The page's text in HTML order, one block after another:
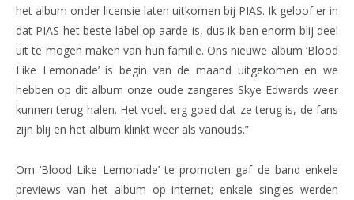
het album onder licensie laten uitkomen bij PIAS. Ik geloof er in
dat PIAS het beste label op aarde is, dus ik ben enorm blij deel
uit te mogen maken van hun familie. Ons nieuwe album ‘Blood
Like Lemonade’ is begin van de maand uitgekomen en we
hebben op dit album onze oude zangeres Skye Edwards weer
kunnen terug halen. Het voelt erg goed dat ze terug is, de fans
zijn blij en het album klinkt weer als vanouds.”
Om ‘Blood Like Lemonade’ te promoten gaf de band enkele
previews van het album op internet; enkele singles werden